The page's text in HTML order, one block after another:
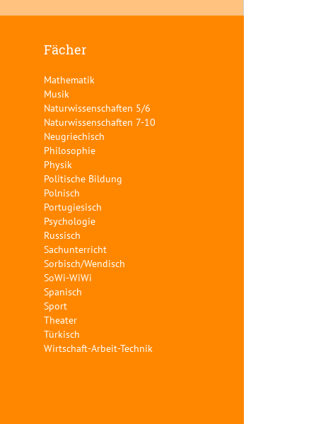
Fächer
Mathematik
Musik
Naturwissenschaften 5/6
Naturwissenschaften 7-10
Neugriechisch
Philosophie
Physik
Politische Bildung
Polnisch
Portugiesisch
Psychologie
Russisch
Sachunterricht
Sorbisch/Wendisch
SoWi-WiWi
Spanisch
Sport
Theater
Türkisch
Wirtschaft-Arbeit-Technik